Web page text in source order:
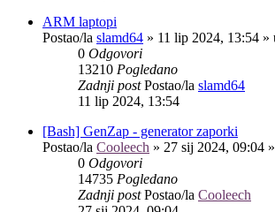
ARM laptopi
Postao/la slamd64 » 11 lip 2024, 13:54 »
0 Odgovori
13210 Pogledano
Zadnji postPostao/la slamd64
11 lip 2024, 13:54
[Bash] GenZap - generator zaporki
Postao/la Cooleech » 27 sij 2024, 09:04
0 Odgovori
14735 Pogledano
Zadnji postPostao/la Cooleech